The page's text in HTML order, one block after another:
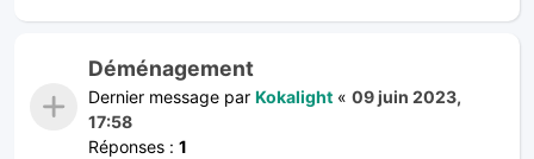
Déménagement
Dernier message par Kokalight « 09 juin 2023,
17:58
Réponses : 1